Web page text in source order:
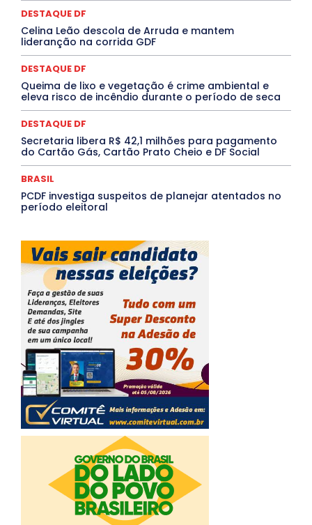
Santa Catarina
Saúde Agora
SEGURANÇA
Soltando o Verbo
TÁ FROID?
TEATRO
Tocantins
Utilidade Pública ZikaVirus
Mais
DESTAQUE DF
Celina Leão descola de Arruda e mantem
lideranção na corrida GDF
DESTAQUE DF
Queima de lixo e vegetação é crime ambiental e
eleva risco de incêndio durante o período de seca
DESTAQUE DF
Secretaria libera R$ 42,1 milhões para pagamento
do Cartão Gás, Cartão Prato Cheio e DF Social
BRASIL
PCDF investiga suspeitos de planejar atentados no
período eleitoral